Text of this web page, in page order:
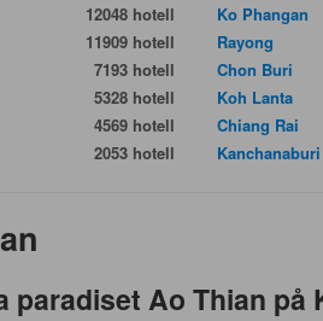
12048 hotell
11909 hotell
7193 hotell
5328 hotell
4569 hotell
2053 hotell
Ko Phangan
Rayong
Chon Buri
Koh Lanta
Chiang Rai
Kanchanaburi
paradiset Ao Thian på